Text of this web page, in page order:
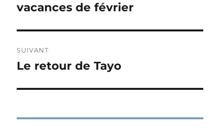
l’article
précédente :
vacances de février
SUIVANT
Publication
Le retour de Tayo